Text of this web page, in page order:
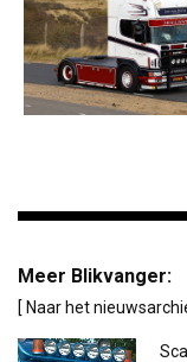
Meer Blikvanger:
[ Naar het